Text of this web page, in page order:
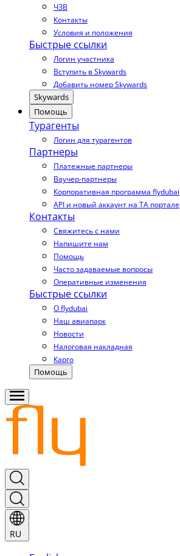
ЧЗВ
Контакты
Условия и положения
Быстрые ссылки
Логин участника
Вступить в Skywards
Добавить номер Skywards
Skywards
Помощь
Турагенты
Логин для турагентов
Партнеры
Платежные партнеры
Ваучер-партнеры
Корпоративная программа flydubai
API и новый аккаунт на TA портале
Контакты
Свяжитесь с нами
Напишите нам
Помощь
Часто задаваемые вопросы
Оперативные изменения
Быстрые ссылки
О flydubai
Наш авиапарк
Новости
Налоговая накладная
Карго
Помощь
RU